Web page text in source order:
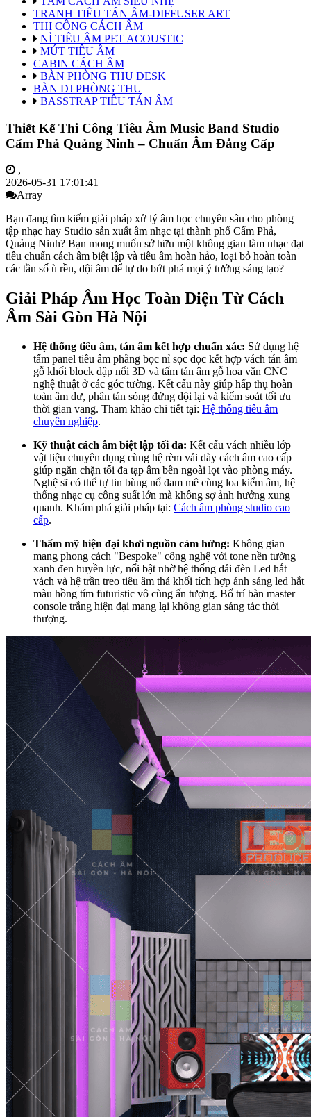
TRANH TIÊU TÁN ÂM-DIFFUSER ART
THI CÔNG CÁCH ÂM
NỈ TIÊU ÂM PET ACOUSTIC
MÚT TIÊU ÂM
CABIN CÁCH ÂM
BÀN PHÒNG THU DESK
BÀN DJ PHÒNG THU
BASSTRAP TIÊU TÁN ÂM
Thiết Kế Thi Công Tiêu Âm Music Band Studio
Cẩm Phả Quảng Ninh – Chuẩn Âm Đẳng Cấp
,
2026-05-31 17:01:41
Array
Bạn đang tìm kiếm giải pháp xử lý âm học chuyên sâu cho phòng
tập nhạc hay Studio sản xuất âm nhạc tại thành phố Cẩm Phả,
Quảng Ninh? Bạn mong muốn sở hữu một không gian làm nhạc đạt
tiêu chuẩn cách âm biệt lập và tiêu âm hoàn hảo, loại bỏ hoàn toàn
các tần số ù rền, dội âm để tự do bứt phá mọi ý tưởng sáng tạo?
Giải Pháp Âm Học Toàn Diện Từ Cách
Âm Sài Gòn Hà Nội
Hệ thống tiêu âm, tán âm kết hợp chuẩn xác: Sử dụng hệ
tấm panel tiêu âm phẳng bọc nỉ sọc dọc kết hợp vách tán âm
gỗ khối block dập nổi 3D và tấm tán âm gỗ hoa văn CNC
nghệ thuật ở các góc tường. Kết cấu này giúp hấp thụ hoàn
toàn âm dư, phân tán sóng đứng dội lại và kiểm soát tối ưu
thời gian vang. Tham khảo chi tiết tại: Hệ thống tiêu âm
chuyên nghiệp.
Kỹ thuật cách âm biệt lập tối đa: Kết cấu vách nhiều lớp
vật liệu chuyên dụng cùng hệ rèm vải dày cách âm cao cấp
giúp ngăn chặn tối đa tạp âm bên ngoài lọt vào phòng máy.
Nghệ sĩ có thể tự tin bùng nổ đam mê cùng loa kiểm âm, hệ
thống nhạc cụ công suất lớn mà không sợ ảnh hưởng xung
quanh. Khám phá giải pháp tại: Cách âm phòng studio cao
cấp.
Thẩm mỹ hiện đại khơi nguồn cảm hứng: Không gian
mang phong cách "Bespoke" công nghệ với tone nền tường
xanh đen huyền lực, nổi bật nhờ hệ thống dải đèn Led hắt
vách và hệ trần treo tiêu âm thả khối tích hợp ánh sáng led hắt
màu hồng tím futuristic vô cùng ấn tượng. Bố trí bàn master
console trắng hiện đại mang lại không gian sáng tác thời
thượng.